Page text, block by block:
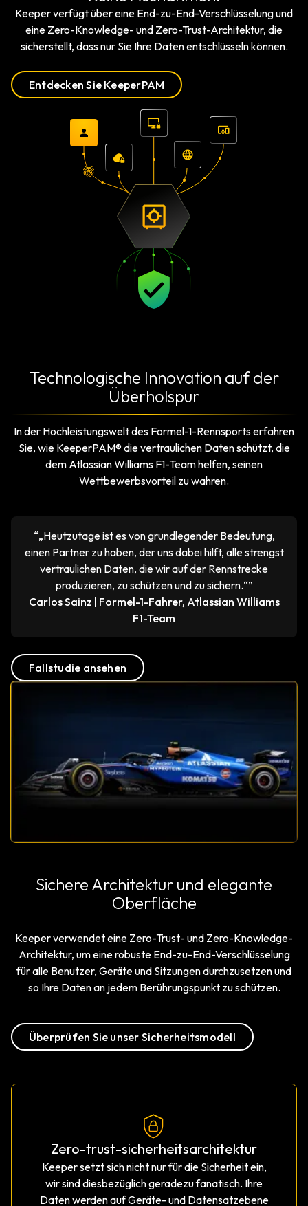
Keeper verfügt über eine End-zu-End-Verschlüsselung und
eine Zero-Knowledge- und Zero-Trust-Architektur, die
sicherstellt, dass nur Sie Ihre Daten entschlüsseln können.
Entdecken Sie KeeperPAM
Technologische Innovation auf der
Überholspur
In der Hochleistungswelt des Formel-1-Rennsports erfahren
Sie, wie KeeperPAM® die vertraulichen Daten schützt, die
dem Atlassian Williams F1-Team helfen, seinen
Wettbewerbsvorteil zu wahren.
“„Heutzutage ist es von grundlegender Bedeutung,
einen Partner zu haben, der uns dabei hilft, alle strengst
vertraulichen Daten, die wir auf der Rennstrecke
produzieren, zu schützen und zu sichern.“”
Carlos Sainz | Formel-1-Fahrer, Atlassian Williams
F1-Team
Fallstudie ansehen
Sichere Architektur und elegante
Oberfläche
Keeper verwendet eine Zero-Trust- und Zero-Knowledge-
Architektur, um eine robuste End-zu-End-Verschlüsselung
für alle Benutzer, Geräte und Sitzungen durchzusetzen und
so Ihre Daten an jedem Berührungspunkt zu schützen.
Überprüfen Sie unser Sicherheitsmodell
Zero-trust-sicherheitsarchitektur
Keeper setzt sich nicht nur für die Sicherheit ein,
wir sind diesbezüglich geradezu fanatisch. Ihre
Daten werden auf Geräte- und Datensatzebene